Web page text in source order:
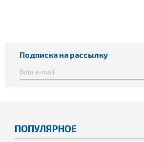
Подписка на рассылку
ПОПУЛЯРНОЕ